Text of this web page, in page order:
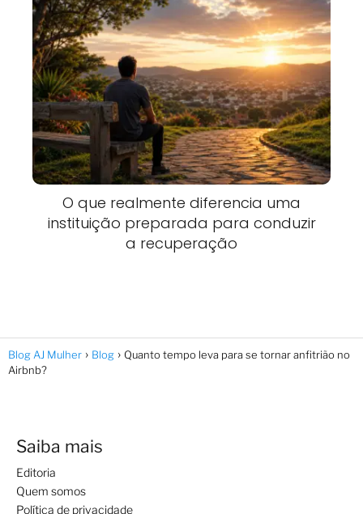
O que realmente diferencia uma
instituição preparada para conduzir
a recuperação
Blog AJ Mulher Blog
Quanto tempo leva para se tornar anfitrião no
Airbnb?
Saiba mais
Editoria
Quem somos
Política de privacidade